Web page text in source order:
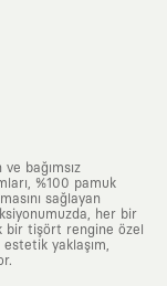
bağımsız
%100 pamuk
sağlayan
her bir
bir tişört rengine özel
yaklaşım,